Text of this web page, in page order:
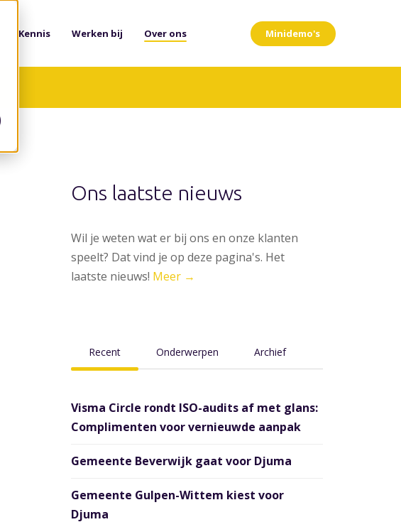
Kennis Werken bij Over ons Minidemo's
Ons laatste nieuws
Wil je weten wat er bij ons en onze klanten
speelt? Dat vind je op deze pagina's. Het
laatste nieuws! Meer →
Recent Onderwerpen Archief
Visma Circle rondt ISO-audits af met glans:
Complimenten voor vernieuwde aanpak
Gemeente Beverwijk gaat voor Djuma
Gemeente Gulpen-Wittem kiest voor
Djuma